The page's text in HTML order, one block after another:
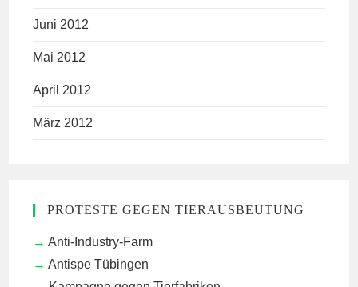
Juni 2012
Mai 2012
April 2012
März 2012
PROTESTE GEGEN TIERAUSBEUTUNG
Anti-Industry-Farm
Antispe Tübingen